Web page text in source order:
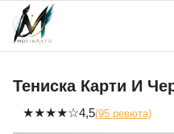
Skip
content
Тениска Карти И
★★★★☆4,5(95 ревюта)